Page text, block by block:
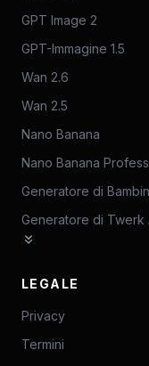
GPT Image 2
GPT-Immagine 1.5
Wan 2.6
Wan 2.5
Nano Banana
Nano Banana
Generatore di
Generatore di Twerk
LEGALE
Privacy
Termini